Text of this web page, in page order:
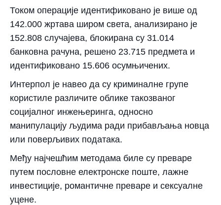
Током операције идентификовано је више од
142.000 жртава широм света, анализирано је
152.808 случајева, блокирана су 31.014
банковна рачуна, решено 23.715 предмета и
идентификовано 15.606 осумњичених.
Интерпол је навео да су криминалне групе
користиле различите облике такозваног
социјалног инжењеринга, односно
манипулацију људима ради прибављања новца
или поверљивих података.
Међу најчешћим методама биле су преваре
путем пословне електронске поште, лажне
инвестиције, романтичне преваре и сексуалне
уцене.